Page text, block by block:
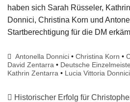
haben sich Sarah Rüsseler,
Donnici, Christina Korn und
Startberechtigung für die DM
Antonella Donnici •Christina Korn •
David Zentarra • Deutsche
Kathrin Zentarra • Lucia Vittoria Donnici
Historischer Erfolg für